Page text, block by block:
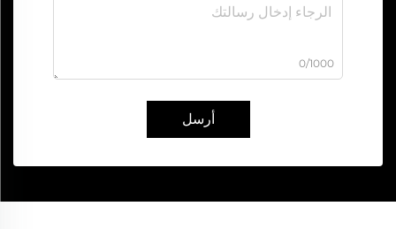
0/1000
أرسل